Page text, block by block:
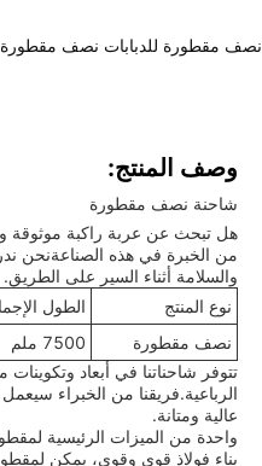
نصف مقطورة للدبابات نصف مقطورة
وصف المنتج:
شاحنة نصف مقطورة
من الخبرة في هذه الصناعةنحن
والسلامة أثناء السير على الطريق.
نوع المنتج
الطول
نصف مقطورة
7500 ملم
تتوفر شاحناتنا في أبعاد
الرباعية.فريقنا من الخبراء
عالية ومتانة.
واحدة من الميزات الرئيسية